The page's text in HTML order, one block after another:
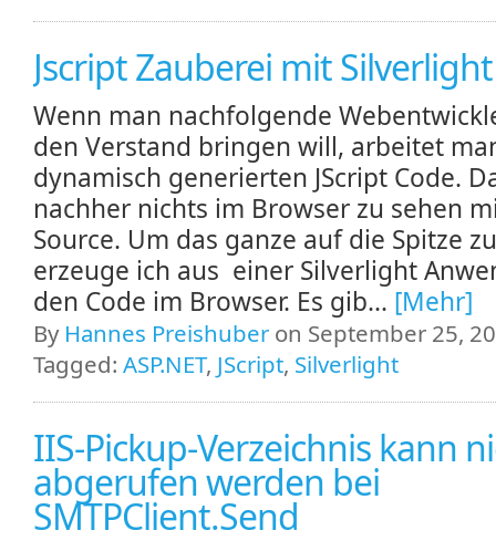
Jscript Zauberei mit Silverlight
Wenn man nachfolgende
den Verstand bringen will, arbeitet
dynamisch generierten JScript Code.
nachher nichts im Browser zu sehen
Source. Um das ganze auf die Spitze
erzeuge ich aus einer Silverlight
den Code im Browser. Es gib... [Mehr]
By Hannes Preishuber on September 25,
Tagged: ASP.NET, JScript, Silverlight
IIS-Pickup-Verzeichnis kann
abgerufen werden bei
SMTPClient.Send